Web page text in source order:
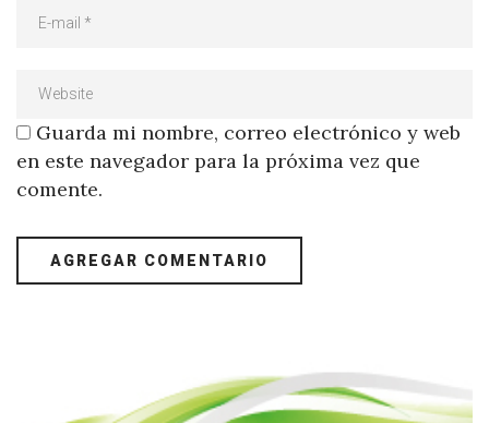
Guarda mi nombre, correo electrónico y web
en este navegador para la próxima vez que
comente.